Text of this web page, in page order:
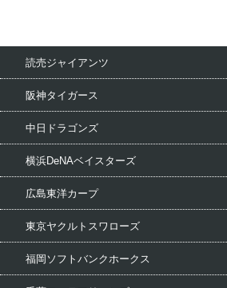
読売ジャイアンツ
阪神タイガース
中日ドラゴンズ
横浜DeNAベイスターズ
広島東洋カープ
東京ヤクルトスワローズ
福岡ソフトバンクホークス